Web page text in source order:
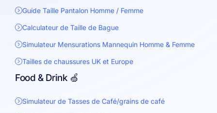
Guide Taille Pantalon Homme / Femme
Calculateur de Taille de Bague
Simulateur Mensurations Mannequin Homme & Femme
Tailles de chaussures UK et Europe
Food & Drink 🍏
Simulateur de Tasses de Café/grains de café